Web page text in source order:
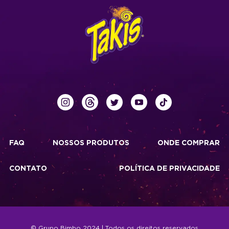
FAQ NOSSOS PRODUTOS ONDE COMPRAR
CONTATO POLÍTICA DE PRIVACIDADE